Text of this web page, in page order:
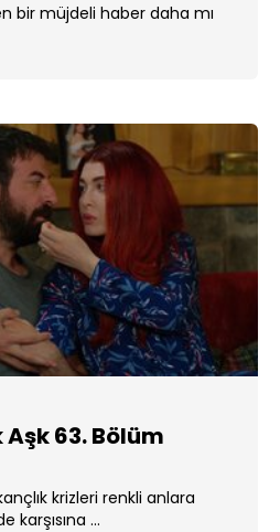
bir müjdeli haber daha mı
Aşk 63. Bölüm
krizleri renkli anlara
karşısına ...